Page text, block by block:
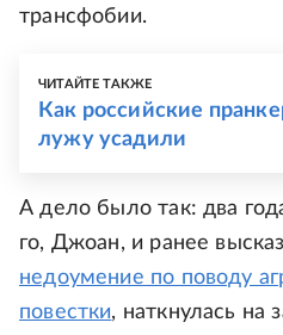
трансфобии.
ЧИТАЙТЕ ТАКЖЕ
Как российские
лужу усадили
А дело было так: два
го, Джоан, и ранее
недоумение по поводу
повестки, наткнулась на